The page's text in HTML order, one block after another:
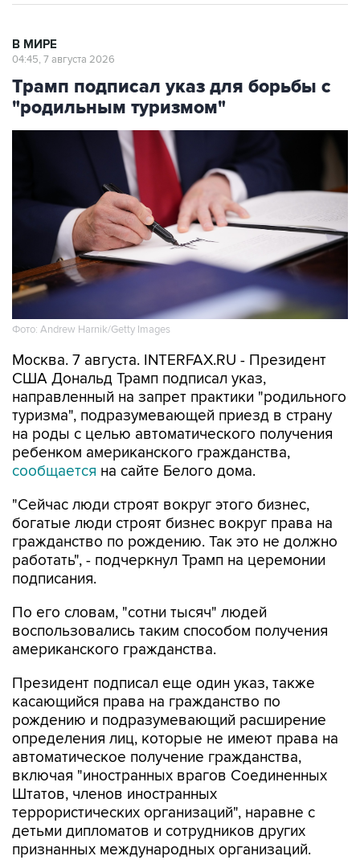
В МИРЕ
04:45, 7 августа 2026
Трамп подписал указ для борьбы с
"родильным туризмом"
Фото: Andrew Harnik/Getty Images
Москва. 7 августа. INTERFAX.RU - Президент
США Дональд Трамп подписал указ,
направленный на запрет практики "родильного
туризма", подразумевающей приезд в страну
на роды с целью автоматического получения
ребенком американского гражданства,
сообщается на сайте Белого дома.
"Сейчас люди строят вокруг этого бизнес,
богатые люди строят бизнес вокруг права на
гражданство по рождению. Так это не должно
работать", - подчеркнул Трамп на церемонии
подписания.
По его словам, "сотни тысяч" людей
воспользовались таким способом получения
американского гражданства.
Президент подписал еще один указ, также
касающийся права на гражданство по
рождению и подразумевающий расширение
определения лиц, которые не имеют права на
автоматическое получение гражданства,
включая "иностранных врагов Соединенных
Штатов, членов иностранных
террористических организаций", наравне с
детьми дипломатов и сотрудников других
признанных международных организаций.